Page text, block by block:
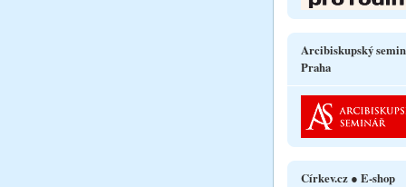
Arcibiskupský
Praha
Církev.cz ● E-shop